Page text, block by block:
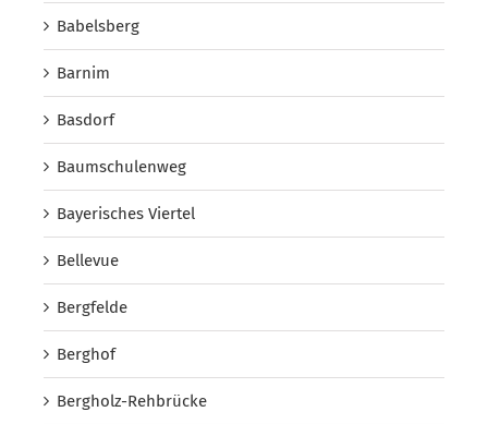
Babelsberg
Barnim
Basdorf
Baumschulenweg
Bayerisches Viertel
Bellevue
Bergfelde
Berghof
Bergholz-Rehbrücke